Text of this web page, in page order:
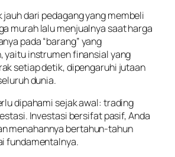
dari pedagang yang membeli
murah lalu menjualnya saat harga
pada “barang” yang
yaitu instrumen finansial yang
setiap detik, dipengaruhi jutaan
dunia.
dipahami sejak awal: trading
Investasi bersifat pasif, Anda
menahannya bertahun-tahun
fundamentalnya.